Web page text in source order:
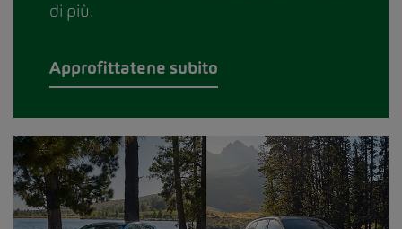
di più.
Approfittatene subito